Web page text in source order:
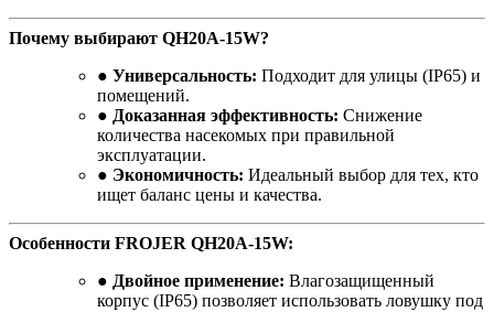
Почему выбирают QH20A-15W?
● Универсальность: Подходит для улицы (IP65) и
помещений.
● Доказанная эффективность: Снижение
количества насекомых при правильной
эксплуатации.
● Экономичность: Идеальный выбор для тех, кто
ищет баланс цены и качества.
Особенности FROJER QH20A-15W:
● Двойное применение: Влагозащищенный
корпус (IP65) позволяет использовать ловушку под